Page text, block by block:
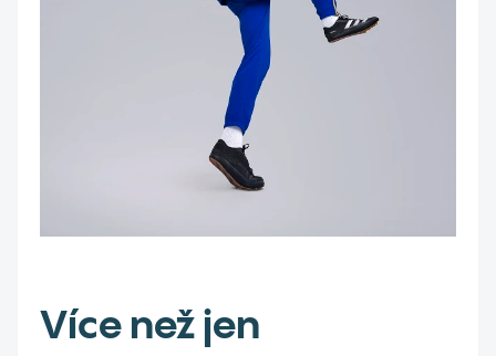
Více než jen